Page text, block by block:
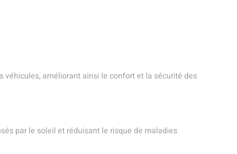
véhicules, améliorant ainsi le confort et la sécurité des
par le soleil et réduisant le risque de maladies